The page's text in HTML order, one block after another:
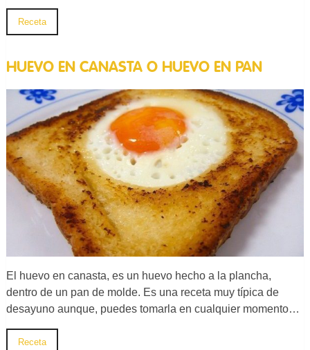
Receta
HUEVO EN CANASTA O HUEVO EN PAN
El huevo en canasta, es un huevo hecho a la plancha,
dentro de un pan de molde. Es una receta muy típica de
desayuno aunque, puedes tomarla en cualquier momento…
Receta